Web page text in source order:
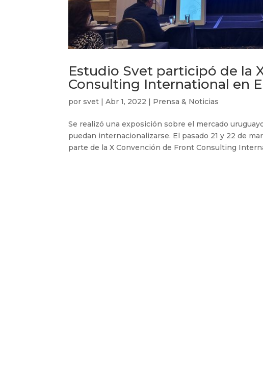
Estudio Svet participó de la
Consulting International en
porsvet |Abr 1, 2022 Prensa & Noticias
Se realizó una exposición sobre el mercado
puedan internacionalizarse. El pasado 21 y 22 de
parte de la X Convención de Front Consulting